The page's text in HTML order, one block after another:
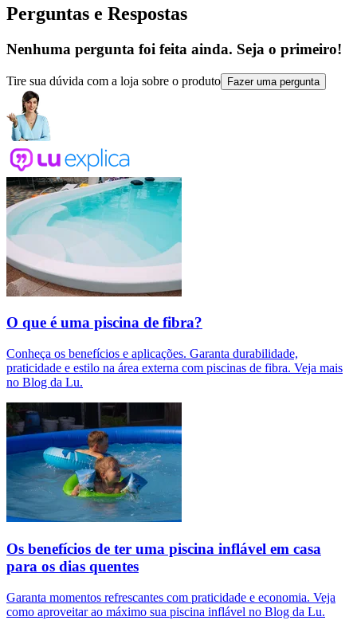
Perguntas e Respostas
Nenhuma pergunta foi feita ainda. Seja o primeiro!
Tire sua dúvida com a loja sobre o produto Fazer uma pergunta
O que é uma piscina de fibra?
Conheça os benefícios e aplicações. Garanta durabilidade,
praticidade e estilo na área externa com piscinas de fibra. Veja mais
no Blog da Lu.
Os benefícios de ter uma piscina inflável em casa
para os dias quentes
Garanta momentos refrescantes com praticidade e economia. Veja
como aproveitar ao máximo sua piscina inflável no Blog da Lu.